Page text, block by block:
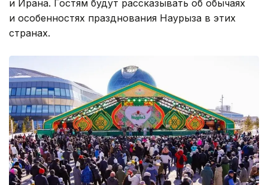
и Ирана. Гостям будут рассказывать об обычаях
и особенностях празднования Наурыза в этих
странах.